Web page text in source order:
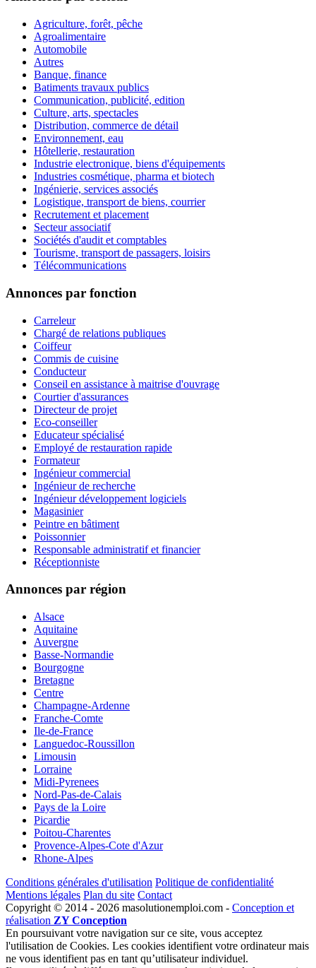
Agriculture, forêt, pêche
Agroalimentaire
Automobile
Autres
Banque, finance
Batiments travaux publics
Communication, publicité, edition
Culture, arts, spectacles
Distribution, commerce de détail
Environnement, eau
Hôtellerie, restauration
Industrie electronique, biens d'équipements
Industries cosmétique, pharma et biotech
Ingénierie, services associés
Logistique, transport de biens, courrier
Recrutement et placement
Secteur associatif
Sociétés d'audit et comptables
Tourisme, transport de passagers, loisirs
Télécommunications
Annonces par fonction
Carreleur
Chargé de relations publiques
Coiffeur
Commis de cuisine
Conducteur
Conseil en assistance à maitrise d'ouvrage
Courtier d'assurances
Directeur de projet
Eco-conseiller
Educateur spécialisé
Employé de restauration rapide
Formateur
Ingénieur commercial
Ingénieur de recherche
Ingénieur développement logiciels
Magasinier
Peintre en bâtiment
Poissonnier
Responsable administratif et financier
Réceptionniste
Annonces par région
Alsace
Aquitaine
Auvergne
Basse-Normandie
Bourgogne
Bretagne
Centre
Champagne-Ardenne
Franche-Comte
Ile-de-France
Languedoc-Roussillon
Limousin
Lorraine
Midi-Pyrenees
Nord-Pas-de-Calais
Pays de la Loire
Picardie
Poitou-Charentes
Provence-Alpes-Cote d'Azur
Rhone-Alpes
Conditions générales d'utilisation Politique de confidentialité
Mentions légales Plan du site Contact
Copyright © 2014 - 2026 masolutionemploi.com - Conception et
réalisation ZY Conception
En poursuivant votre navigation sur ce site, vous acceptez
l'utilisation de Cookies. Les cookies identifient votre ordinateur mais
ne vous identifient pas en tant qu’utilisateur individuel.